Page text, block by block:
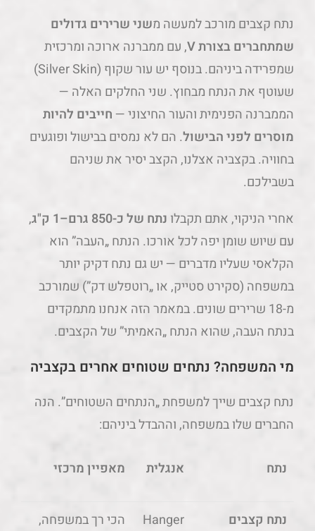
נתח קצבים מורכב למעשה משני שרירים גדולים
שמתחברים בצורת V
, עם ממברנה ארוכה ומרכזית
שמפרידה ביניהם. בנוסף יש עור שקוף (Silver Skin)
שעוטף את הנתח מבחוץ. שני החלקים האלה —
הממברנה הפנימית והעור החיצוני —חייבים להיות
מוסרים לפני הבישול. הם לא נמסים בבישול ופוגעים
בחוויה. בקצביה אצלנו, הקצב יסיר את שניהם
בשבילכם.
אחרי הניקוי, אתם תקבלו נתח של כ-850 גרם–1 ק"ג
,
עם שיוש שומן יפה לכל אורכו. הנתח „העבה” הוא
הקלאסי שעליו מדברים — יש גם נתח דקיק יותר
במשפחה (סקירט סטייק, או „רוטפלש דק”) שמורכב
מ-18 שרירים שונים. במאמר הזה אנחנו מתמקדים
בנתח העבה, שהוא הנתח „האמיתי” של הקצבים.
מי המשפחה? נתחים שטוחים אחרים בקצביה
נתח קצבים שייך למשפחת „הנתחים השטוחים”. הנה
החברים שלו במשפחה, וההבדל ביניהם:
נתח אנגלית מאפיין מרכזי
נתח קצבים
Hanger
הכי רך במשפחה,